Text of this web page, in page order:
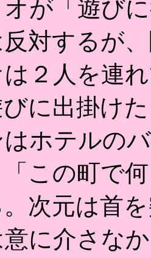
が「遊び
対するが
は２人を連
に出掛け
はホテルの
この町で
次元は首
に介さな